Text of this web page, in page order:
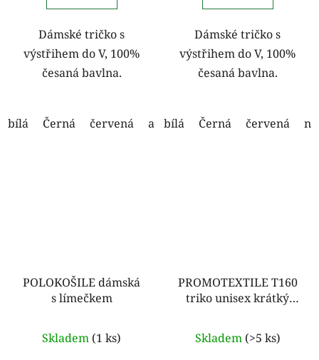
Dámské tričko s
výstřihem do V, 100%
česaná bavlna.
bílá Černá červená aquamarine
Dámské tričko s
výstřihem do V, 100%
česaná bavlna.
bílá Černá červená
POLOKOŠILE dámská
s límečkem
Skladem (1 ks)
PROMOTEXTILE T160
triko unisex krátký
Skladem (>5 ks)